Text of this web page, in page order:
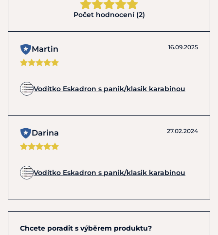
Počet hodnocení (2)
Martin 16.09.2025
Vodítko Eskadron s panik/klasik karabinou
Darina 27.02.2024
Vodítko Eskadron s panik/klasik karabinou
Chcete poradit s výběrem produktu?